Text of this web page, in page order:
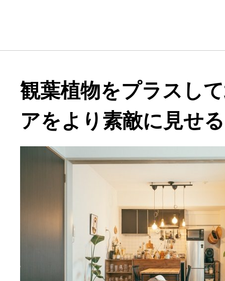
観葉植物をプラスし
アをより素敵に見せ